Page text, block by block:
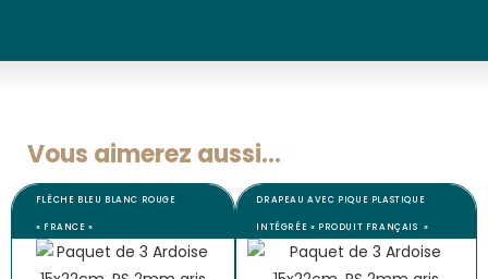
Vous aimerez aussi...
FLÈCHE BLEU BLANC ROUGE
« FRANCE »
DRAPEAU AVEC PIQUE PLASTIQUE
INTÉGRÉE « PRODUIT FRANÇAIS »